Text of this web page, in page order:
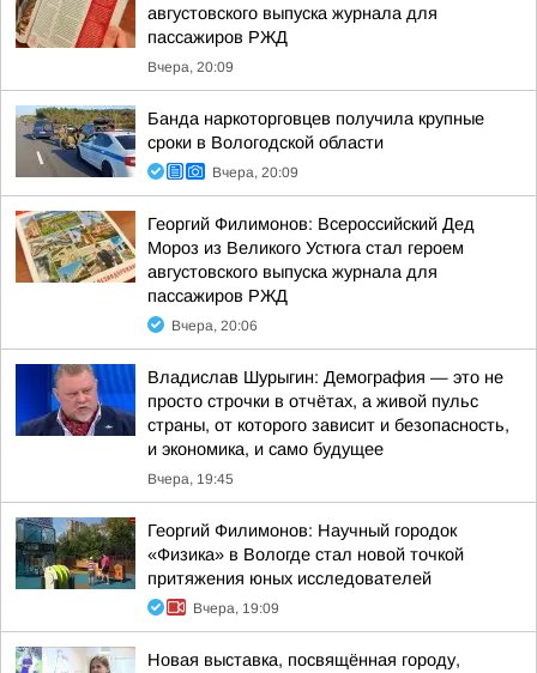
августовского выпуска журнала для
пассажиров РЖД
Вчера, 20:09
Банда наркоторговцев получила крупные
сроки в Вологодской области
Вчера, 20:09
Георгий Филимонов: Всероссийский Дед
Мороз из Великого Устюга стал героем
августовского выпуска журнала для
пассажиров РЖД
Вчера, 20:06
Владислав Шурыгин: Демография — это не
просто строчки в отчётах, а живой пульс
страны, от которого зависит и безопасность,
и экономика, и само будущее
Вчера, 19:45
Георгий Филимонов: Научный городок
«Физика» в Вологде стал новой точкой
притяжения юных исследователей
Вчера, 19:09
Новая выставка, посвящённая городу,